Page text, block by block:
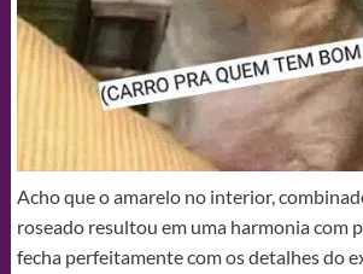
Acho que o amarelo no interior,
roseado resultou em uma harmonia com
fecha perfeitamente com os detalhes do